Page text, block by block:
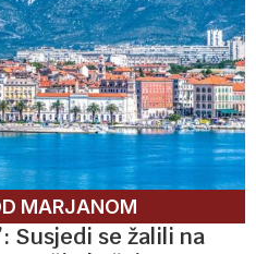
MARJANOM
Susjedi se žalili na